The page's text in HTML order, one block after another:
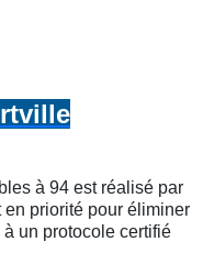
à 94 est réalisé par
priorité pour éliminer
un protocole certifié